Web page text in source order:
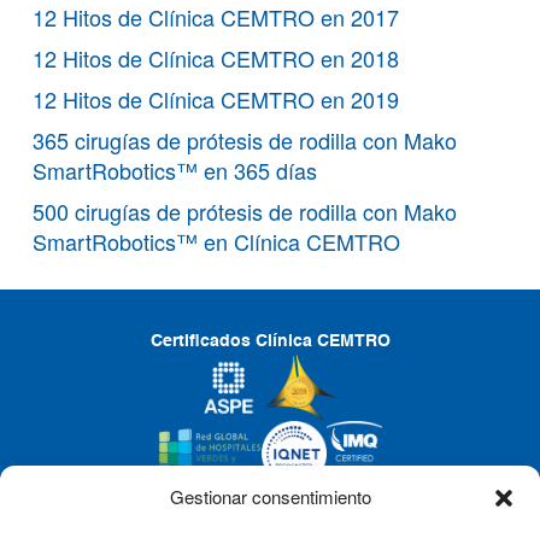
Gestionar consentimiento
12 Hitos de Clínica CEMTRO en 2017
12 Hitos de Clínica CEMTRO en 2018
12 Hitos de Clínica CEMTRO en 2019
365 cirugías de prótesis de rodilla con Mako
SmartRobotics™ en 365 días
500 cirugías de prótesis de rodilla con Mako
SmartRobotics™ en Clínica CEMTRO
Certificados Clínica CEMTRO